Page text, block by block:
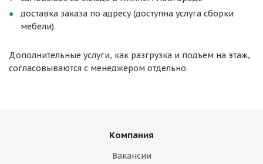
доставка заказа по адресу (доступна услуга сборки
мебели).
Дополнительные услуги, как разгрузка и подъем на этаж,
согласовываются с менеджером отдельно.
Компания
Вакансии